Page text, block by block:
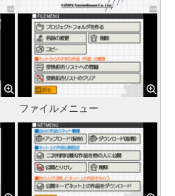
ファイルメニュー